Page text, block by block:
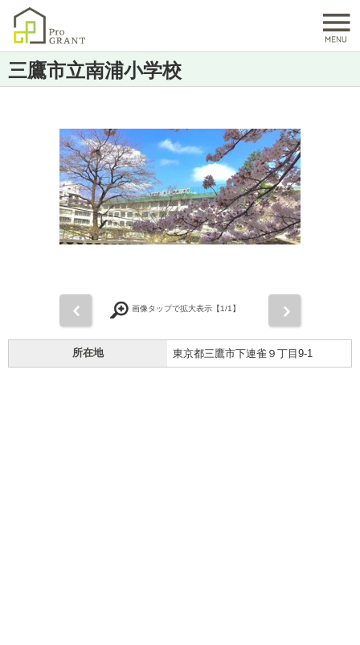
三鷹市立南浦小学校
画像タップで拡大表示【1/1】
所在地 東京都三鷹市下連雀９丁目9-1